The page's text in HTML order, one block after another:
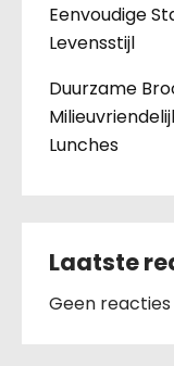
Eenvoudige
Levensstijl
Duurzame
Lunches
Laatste
Geen